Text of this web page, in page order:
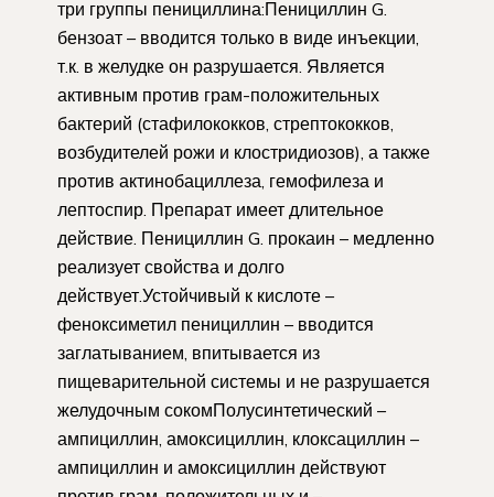
три группы пенициллина:Пенициллин G.
бензоат – вводится только в виде инъекции,
т.к. в желудке он разрушается. Является
активным против грам-положительных
бактерий (стафилококков, стрептококков,
возбудителей рожи и клостридиозов), а также
против актинобациллеза, гемофилеза и
лептоспир. Препарат имеет длительное
действие. Пенициллин G. прокаин – медленно
реализует свойства и долго
действует.Устойчивый к кислоте –
феноксиметил пенициллин – вводится
заглатыванием, впитывается из
пищеварительной системы и не разрушается
желудочным сокомПолусинтетический –
ампициллин, амоксициллин, клоксациллин –
ампициллин и амоксициллин действуют